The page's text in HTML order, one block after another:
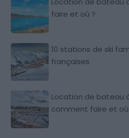
faire et où ?
10 stations de ski
françaises
Location de bateau
comment faire et où